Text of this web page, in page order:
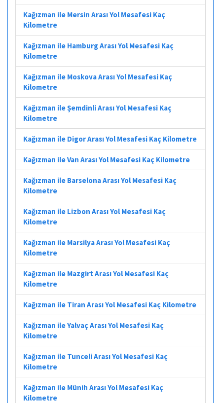
Kağızman ile Mersin Arası Yol Mesafesi Kaç
Kilometre
Kağızman ile Hamburg Arası Yol Mesafesi Kaç
Kilometre
Kağızman ile Moskova Arası Yol Mesafesi Kaç
Kilometre
Kağızman ile Şemdinli Arası Yol Mesafesi Kaç
Kilometre
Kağızman ile Digor Arası Yol Mesafesi Kaç Kilometre
Kağızman ile Van Arası Yol Mesafesi Kaç Kilometre
Kağızman ile Barselona Arası Yol Mesafesi Kaç
Kilometre
Kağızman ile Lizbon Arası Yol Mesafesi Kaç
Kilometre
Kağızman ile Marsilya Arası Yol Mesafesi Kaç
Kilometre
Kağızman ile Mazgirt Arası Yol Mesafesi Kaç
Kilometre
Kağızman ile Tiran Arası Yol Mesafesi Kaç Kilometre
Kağızman ile Yalvaç Arası Yol Mesafesi Kaç
Kilometre
Kağızman ile Tunceli Arası Yol Mesafesi Kaç
Kilometre
Kağızman ile Münih Arası Yol Mesafesi Kaç
Kilometre